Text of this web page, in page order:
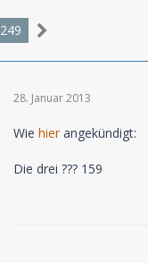
249
28. Januar 2013
Wie hierangekündigt:
Die drei ??? 159